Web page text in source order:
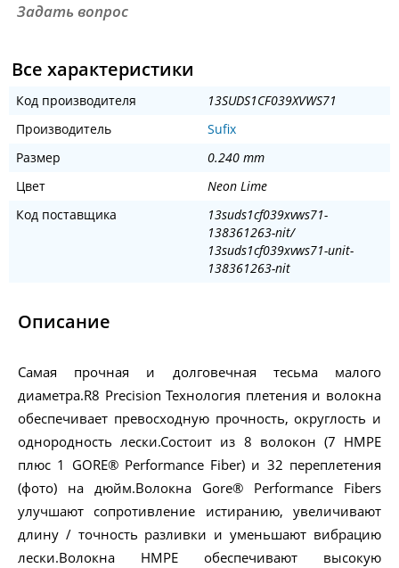
Задать вопрос
Все характеристики
Код производителя
13SUDS1CF039XVWS71
Производитель
Sufix
Размер
0.240 mm
Цвет
Neon Lime
Код поставщика
13suds1cf039xvws71-
138361263-nit/
13suds1cf039xvws71-unit-
138361263-nit
Описание
Самая прочная и долговечная тесьма малого
диаметра.R8 Precision Технология плетения и волокна
обеспечивает превосходную прочность, округлость и
однородность лески.Состоит из 8 волокон (7 HMPE
плюс 1 GORE® Performance Fiber) и 32 переплетения
(фото) на дюйм.Волокна Gore® Performance Fibers
улучшают сопротивление истиранию, увеличивают
длину / точность разливки и уменьшают вибрацию
лески.Волокна HMPE обеспечивают высокую